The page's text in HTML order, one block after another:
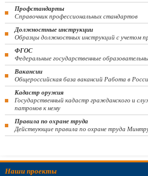
Профстандарты
Справочник профессиональных стандартов
Должностные инструкции
Образцы должностных инструкций с учетом
ФГОС
Федеральные государственные
Вакансии
Общероссийская база вакансий Работа в
Кадастр оружия
Государственный кадастр гражданского и
патронов к нему
Правила по охране труда
Действующие правила по охране труда
Наши проекты